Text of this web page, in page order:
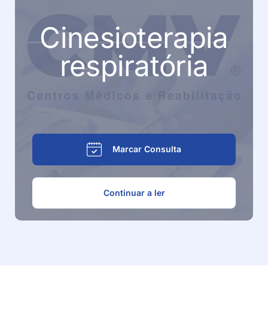
Cinesioterapia
respiratória
Marcar Consulta
Continuar a ler